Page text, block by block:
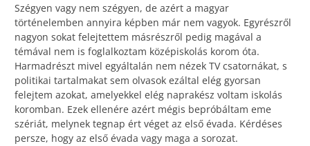
Szégyen vagy nem szégyen, de azért a magyar
történelemben annyira képben már nem vagyok. Egyrészről
nagyon sokat felejtettem másrészről pedig magával a
témával nem is foglalkoztam középiskolás korom óta.
Harmadrészt mivel egyáltalán nem nézek TV csatornákat, s
politikai tartalmakat sem olvasok ezáltal elég gyorsan
felejtem azokat, amelyekkel elég naprakész voltam iskolás
koromban. Ezek ellenére azért mégis bepróbáltam eme
szériát, melynek tegnap ért véget az első évada. Kérdéses
persze, hogy az első évada vagy maga a sorozat.